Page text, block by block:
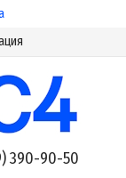
390-90-50